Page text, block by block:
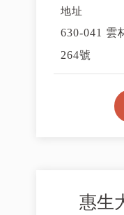
地址
630-041 雲
264號
惠生